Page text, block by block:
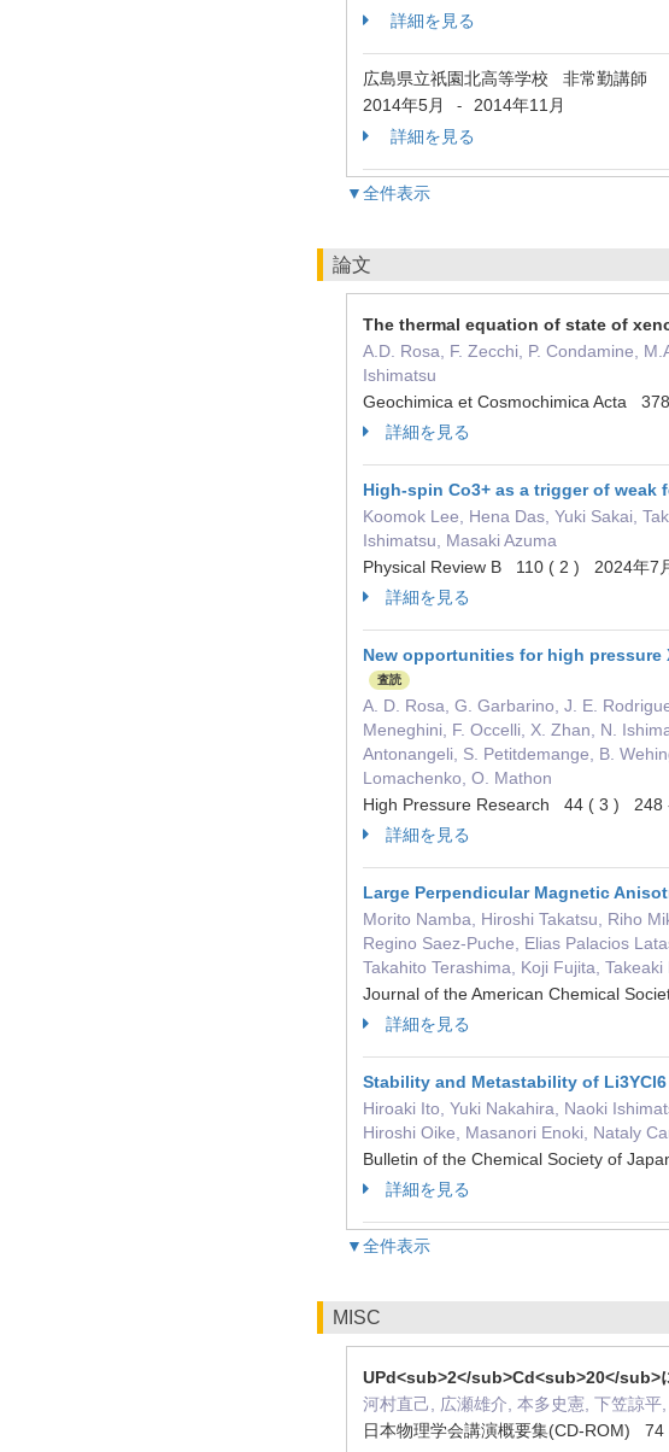
詳細を見る
広島県立祇園北高等学校 非常勤講師
2014年5月
-
2014年11月
詳細を見る
▼全件表示
論文
The thermal equation of state of
A.D. Rosa, F. Zecchi, P. Condamine,
Ishimatsu
Geochimica et Cosmochimica Acta
詳細を見る
High-spin Co3+ as a trigger of
Koomok Lee, Hena Das, Yuki Sakai,
Ishimatsu, Masaki Azuma
Physical Review B 110 ( 2 ) 2024年7
詳細を見る
New opportunities for high pressure
査読
A. D. Rosa, G. Garbarino, J. E.
Meneghini, F. Occelli, X. Zhan, N.
Antonangeli, S. Petitdemange, B.
Lomachenko, O. Mathon
High Pressure Research 44 ( 3 ) 248
詳細を見る
Large Perpendicular Magnetic
Morito Namba, Hiroshi Takatsu, Riho
Regino Saez-Puche, Elias Palacios
Takahito Terashima, Koji Fujita,
Journal of the American Chemical
詳細を見る
Stability and Metastability of
Hiroaki Ito, Yuki Nakahira, Naoki
Hiroshi Oike, Masanori Enoki, Nataly
Bulletin of the Chemical Society of
詳細を見る
▼全件表示
MISC
UPd<sub>2</sub>Cd<sub>20</sub>
河村直己, 広瀬雄介, 本多史憲, 下笠諒
日本物理学会講演概要集(CD-ROM)